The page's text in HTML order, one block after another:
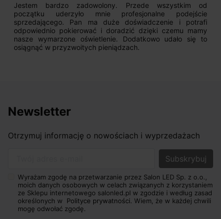
Jestem bardzo zadowolony. Przede wszystkim od
początku uderzyło mnie profesjonalne podejście
sprzedającego. Pan ma duże doświadczenie i potrafi
odpowiednio pokierować i doradzić dzięki czemu mamy
nasze wymarzone oświetlenie. Dodatkowo udało się to
osiągnąć w przyzwoitych pieniądzach.
Newsletter
Otrzymuj informację o nowościach i wyprzedażach
Wyrażam zgodę na przetwarzanie przez Salon LED Sp. z o.o.,
moich danych osobowych w celach związanych z korzystaniem
ze Sklepu internetowego salonled.pl w zgodzie i według zasad
określonych w Polityce prywatności. Wiem, że w każdej chwili
mogę odwołać zgodę.